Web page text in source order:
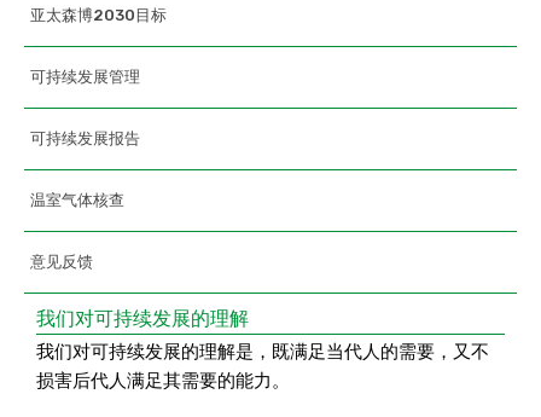
亚太森博2030目标
可持续发展管理
可持续发展报告
温室气体核查
意见反馈
我们对可持续发展的理解
我们对可持续发展的理解是，既满足当代人的需要，又不
损害后代人满足其需要的能力。